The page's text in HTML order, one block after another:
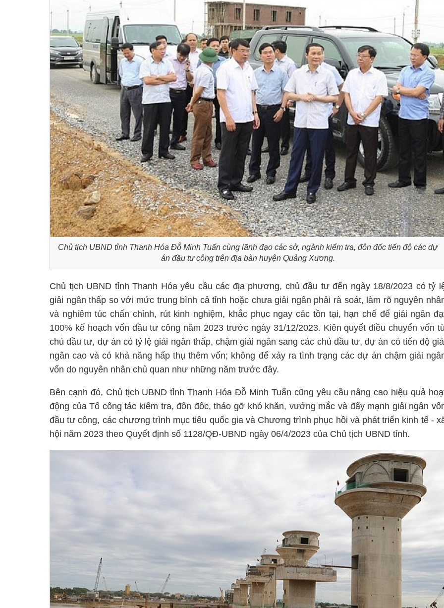
Chủ tịch UBND tỉnh Thanh Hóa Đỗ Minh Tuấn cùng lãnh đạo các sở, ngành kiểm tra, đôn đốc tiến độ các dự
án đầu tư công trên địa bàn huyện Quảng Xương.
Chủ tịch UBND tỉnh Thanh Hóa yêu cầu các địa phương, chủ đầu tư đến ngày 18/8/2023 có tỷ
giải ngân thấp so với mức trung bình cả tỉnh hoặc chưa giải ngân phải rà soát, làm rõ nguyên
và nghiêm túc chấn chỉnh, rút kinh nghiệm, khắc phục ngay các tồn tại, hạn chế để giải ngân
100% kế hoạch vốn đầu tư công năm 2023 trước ngày 31/12/2023. Kiên quyết điều chuyển vốn
chủ đầu tư, dự án có tỷ lệ giải ngân thấp, chậm giải ngân sang các chủ đầu tư, dự án có tiến độ
ngân cao và có khả năng hấp thụ thêm vốn; không để xảy ra tình trạng các dự án chậm giải
vốn do nguyên nhân chủ quan như những năm trước đây.
Bên cạnh đó, Chủ tịch UBND tỉnh Thanh Hóa Đỗ Minh Tuấn cũng yêu cầu nâng cao hiệu quả
động của Tổ công tác kiểm tra, đôn đốc, tháo gỡ khó khăn, vướng mắc và đẩy mạnh giải ngân
đầu tư công, các chương trình mục tiêu quốc gia và Chương trình phục hồi và phát triển kinh tế -
hội năm 2023 theo Quyết định số 1128/QĐ-UBND ngày 06/4/2023 của Chủ tịch UBND tỉnh.